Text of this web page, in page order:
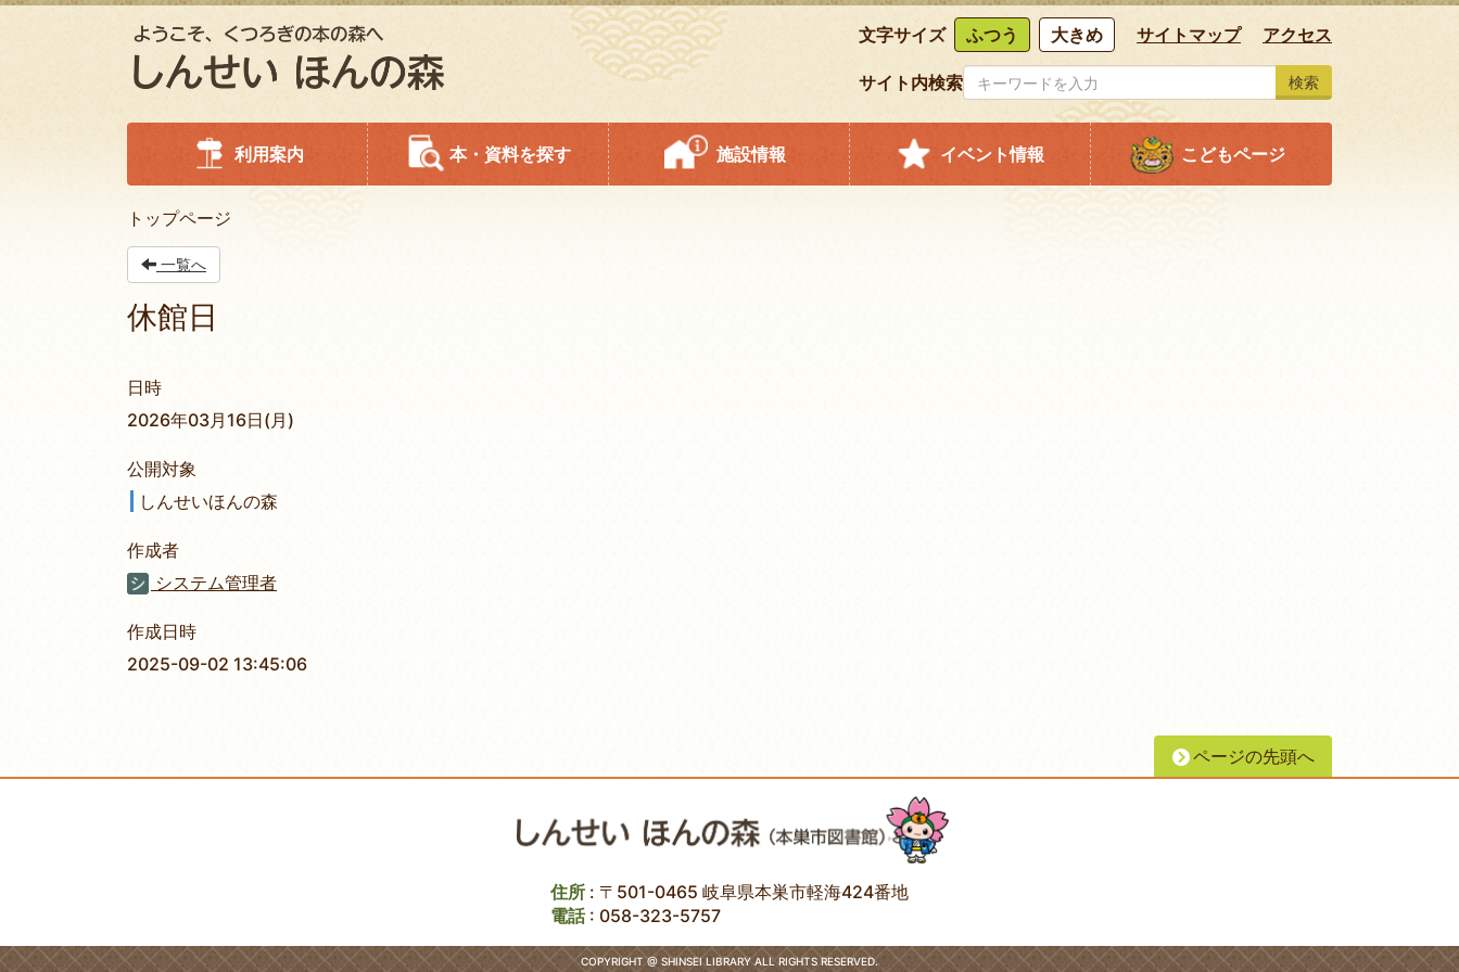
文字サイズ ふつう 大きめ サイトマップ アクセス
サイト内検索 検索
利用案内 本・資料を探す 施設情報 イベント情報 こどもページ
トップページ
一覧へ
休館日
日時
2026年03月16日(月)
公開対象
しんせいほんの森
作成者
システム管理者
作成日時
2025-09-02 13:45:06
ページの先頭へ
住所 : 〒501-0465 岐阜県本巣市軽海424番地
電話: 058-323-5757
COPYRIGHT @ SHINSEI LIBRARY ALL RIGHTS RESERVED.